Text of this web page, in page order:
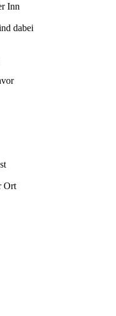
Inn
dabei
Ort